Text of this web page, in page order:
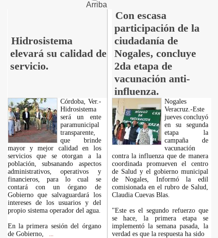
Arriba
Hidrosistema
elevará su calidad de
servicio.
Con escasa
participación de la
ciudadanía de
Nogales, concluye
2da etapa de
vacunación anti-
influenza.
Córdoba, Ver.-
Hidrosistema
será un ente
paramunicipal
transparente,
que brinde
mayor y mejor calidad en los
servicios que se otorgan a la
población, subsanando aspectos
administrativos, operativos y
financieros, para lo cual se
contará con un órgano de
Gobierno que salvaguardará los
intereses de los usuarios y del
propio sistema operador del agua.
En la primera sesión del órgano
de Gobierno,
Nogales
Veracruz.-Este
jueves concluyó
en su segunda
etapa la
campaña de
vacunación
contra la influenza que de manera
coordinada promueven el centro
de Salud y el gobierno municipal
de Nogales, Informó la edil
comisionada en el rubro de Salud,
Claudia Cuevas Blas.
"Este es el segundo refuerzo que
se hace, la primera etapa se
implementó la semana pasada, la
verdad es que la respuesta ha sido